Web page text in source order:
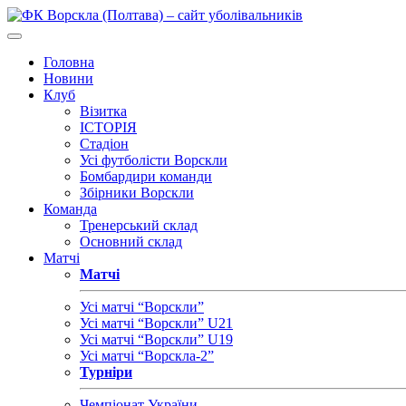
Головна
Новини
Клуб
Візитка
ІСТОРІЯ
Стадіон
Усі футболісти Ворскли
Бомбардири команди
Збірники Ворскли
Команда
Тренерський склад
Основний склад
Матчі
Матчі
Усі матчі “Ворскли”
Усі матчі “Ворскли” U21
Усі матчі “Ворскли” U19
Усі матчі “Ворскла-2”
Турніри